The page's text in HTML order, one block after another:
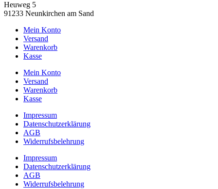
Heuweg 5
91233 Neunkirchen am Sand
Mein Konto
Versand
Warenkorb
Kasse
Mein Konto
Versand
Warenkorb
Kasse
Impressum
Datenschutzerklärung
AGB
Widerrufsbelehrung
Impressum
Datenschutzerklärung
AGB
Widerrufsbelehrung